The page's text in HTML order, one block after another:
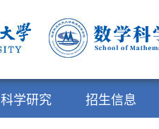
科学研究 招生信息